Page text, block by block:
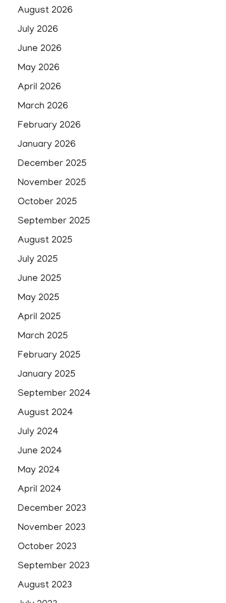
August 2026
July 2026
June 2026
May 2026
April 2026
March 2026
February 2026
January 2026
December 2025
November 2025
October 2025
September 2025
August 2025
July 2025
June 2025
May 2025
April 2025
March 2025
February 2025
January 2025
September 2024
August 2024
July 2024
June 2024
May 2024
April 2024
December 2023
November 2023
October 2023
September 2023
August 2023